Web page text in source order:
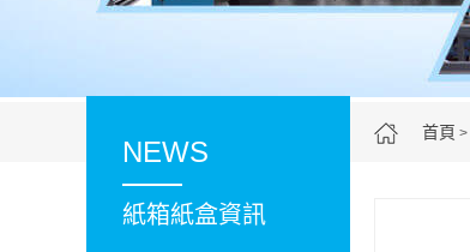
首頁 >
NEWS
紙箱紙盒資訊